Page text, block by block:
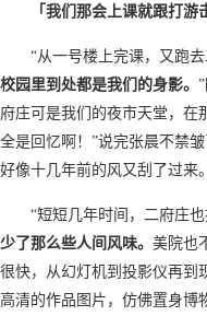
「我们那会上课就跟打游
“从一号楼上完课，又跑
校园里到处都是我们的身影。
府庄可是我们的夜市天堂，在
全是回忆啊！”说完张晨不禁
好像十几年前的风又刮了过来。
“短短几年时间，二府庄
少了那么些人间风味。 美院也
很快，从幻灯机到投影仪再到
高清的作品图片，仿佛置身博